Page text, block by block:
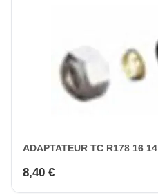
ADAPTATEUR TC R178 16 14
8,40 €